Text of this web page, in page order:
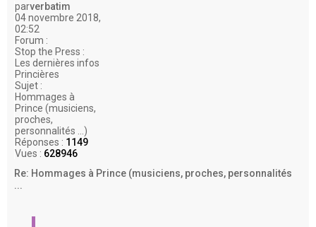
parverbatim
04 novembre 2018,
02:52
Forum :
Stop the Press :
Les dernières infos
Princières
Sujet :
Hommages à
Prince (musiciens,
proches,
personnalités ...)
Réponses : 1149
Vues : 628946
Re: Hommages à Prince (musiciens, proches, personnalités
...